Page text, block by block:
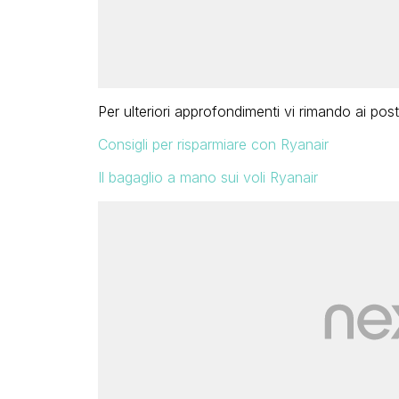
Per ulteriori approfondimenti vi rimando ai
Consigli per risparmiare con Ryanair
Il bagaglio a mano sui voli Ryanair